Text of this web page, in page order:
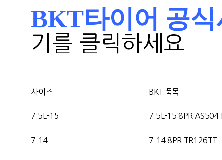
BKT타이어 공식
기를 클릭하세요
사이즈 BKT 품목
7.5L-15 7.5L-15 8PR
7-14 7-14 8PR TR126TT